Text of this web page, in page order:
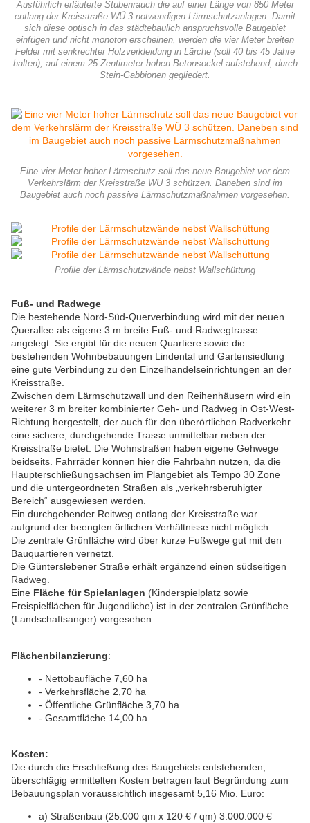
Ausführlich erläuterte Stubenrauch die auf einer Länge von 850 Meter
entlang der Kreisstraße WÜ 3 notwendigen Lärmschutzanlagen. Damit
sich diese optisch in das städtebaulich anspruchsvolle Baugebiet
einfügen und nicht monoton erscheinen, werden die vier Meter breiten
Felder mit senkrechter Holzverkleidung in Lärche (soll 40 bis 45 Jahre
halten), auf einem 25 Zentimeter hohen Betonsockel aufstehend, durch
Stein-Gabbionen gegliedert.
Eine vier Meter hoher Lärmschutz soll das neue Baugebiet vor dem
Verkehrslärm der Kreisstraße WÜ 3 schützen. Daneben sind im
Baugebiet auch noch passive Lärmschutzmaßnahmen vorgesehen.
Profile der Lärmschutzwände nebst Wallschüttung
Fuß- und Radwege
Die bestehende Nord-Süd-Querverbindung wird mit der neuen
Querallee als eigene 3 m breite Fuß- und Radwegtrasse
angelegt. Sie ergibt für die neuen Quartiere sowie die
bestehenden Wohnbebauungen Lindental und Gartensiedlung
eine gute Verbindung zu den Einzelhandelseinrichtungen an der
Kreisstraße.
Zwischen dem Lärmschutzwall und den Reihenhäusern wird ein
weiterer 3 m breiter kombinierter Geh- und Radweg in Ost-West-
Richtung hergestellt, der auch für den überörtlichen Radverkehr
eine sichere, durchgehende Trasse unmittelbar neben der
Kreisstraße bietet. Die Wohnstraßen haben eigene Gehwege
beidseits. Fahrräder können hier die Fahrbahn nutzen, da die
Haupterschließungsachsen im Plangebiet als Tempo 30 Zone
und die untergeordneten Straßen als „verkehrsberuhigter
Bereich“ ausgewiesen werden.
Ein durchgehender Reitweg entlang der Kreisstraße war
aufgrund der beengten örtlichen Verhältnisse nicht möglich.
Die zentrale Grünfläche wird über kurze Fußwege gut mit den
Bauquartieren vernetzt.
Die Günterslebener Straße erhält ergänzend einen südseitigen
Radweg.
Eine Fläche für Spielanlagen (Kinderspielplatz sowie
Freispielflächen für Jugendliche) ist in der zentralen Grünfläche
(Landschaftsanger) vorgesehen.
Flächenbilanzierung:
- Nettobaufläche 7,60 ha
- Verkehrsfläche 2,70 ha
- Öffentliche Grünfläche 3,70 ha
- Gesamtfläche 14,00 ha
Kosten:
Die durch die Erschließung des Baugebiets entstehenden,
überschlägig ermittelten Kosten betragen laut Begründung zum
Bebauungsplan voraussichtlich insgesamt 5,16 Mio. Euro:
a) Straßenbau (25.000 qm x 120 € / qm) 3.000.000 €